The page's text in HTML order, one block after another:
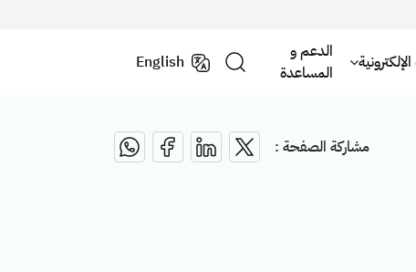
الدعم و
المساعدة
English
مشاركة الصفحة :